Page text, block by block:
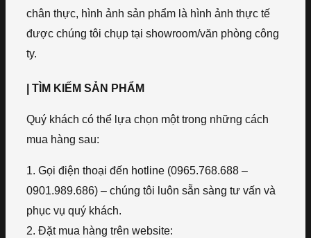
chân thực, hình ảnh sản phẩm là hình ảnh thực tế
được chúng tôi chụp tại showroom/văn phòng công
ty.
| TÌM KIẾM SẢN PHẨM
Quý khách có thể lựa chọn một trong những cách
mua hàng sau:
1. Gọi điện thoại đến hotline (0965.768.688 –
0901.989.686) – chúng tôi luôn sẵn sàng tư vấn và
phục vụ quý khách.
2. Đặt mua hàng trên website: